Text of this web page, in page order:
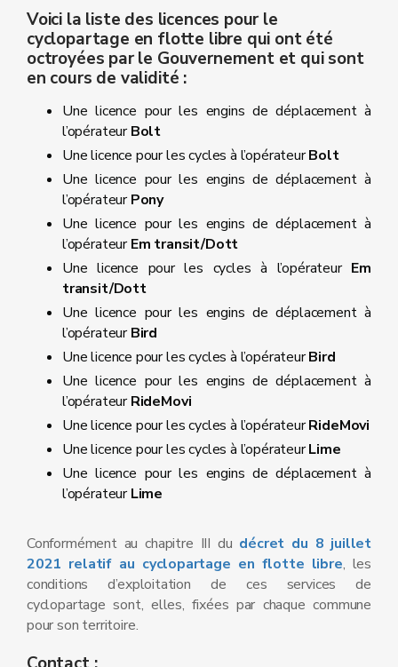
Voici la liste des licences pour le
cyclopartage en flotte libre qui ont été
octroyées par le Gouvernement et qui sont
en cours de validité :
Une licence pour les engins de déplacement à
l’opérateurBolt
Une licence pour les cycles à l’opérateurBolt
Une licence pour les engins de déplacement à
l’opérateurPony
Une licence pour les engins de déplacement à
l’opérateurEm transit/Dott
Une licence pour les cycles à l’opérateur Em
transit/Dott
Une licence pour les engins de déplacement à
l’opérateurBird
Une licence pour les cycles à l’opérateurBird
Une licence pour les engins de déplacement à
l’opérateurRideMovi
Une licence pour les cycles à l’opérateurRideMovi
Une licence pour les cycles à l’opérateurLime
Une licence pour les engins de déplacement à
l’opérateurLime
Conformément au chapitre III du décret du 8 juillet
2021 relatif au cyclopartage en flotte libre, les
conditions d’exploitation de ces services de
cyclopartage sont, elles, fixées par chaque commune
pour son territoire.